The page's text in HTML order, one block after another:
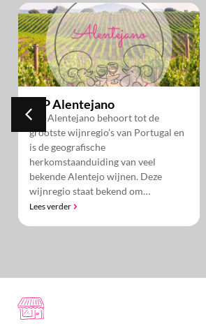
Wat betekent astringentie?
Astringentie beschrijft dat droge,
samentrekkende gevoel dat wijn in je
mond kan achterlaten. Het is geen
smaak, maar een gevoel en vooral
merkbaar op…
Lees verder